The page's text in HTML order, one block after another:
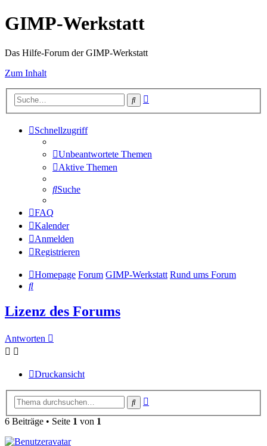
GIMP-Werkstatt
Das Hilfe-Forum der GIMP-Werkstatt
Zum Inhalt
Suche
Schnellzugriff
Unbeantwortete Themen
Aktive Themen
Suche
FAQ
Kalender
Anmelden
Registrieren
Homepage Forum GIMP-Werkstatt Rund ums Forum
Suche
Lizenz des Forums
Antworten
Druckansicht
Suche
6 Beiträge • Seite 1 von 1